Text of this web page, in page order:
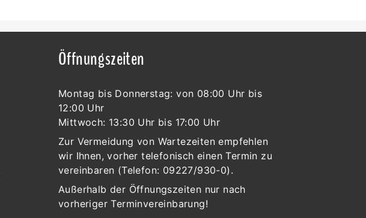
Öffnungszeiten
Montag bis Donnerstag: von 08:00 Uhr bis
12:00 Uhr
Mittwoch: 13:30 Uhr bis 17:00 Uhr
Zur Vermeidung von Wartezeiten empfehlen
wir Ihnen, vorher telefonisch einen Termin zu
vereinbaren (Telefon: 09227/930-0).
Außerhalb der Öffnungszeiten nur nach
vorheriger Terminvereinbarung!